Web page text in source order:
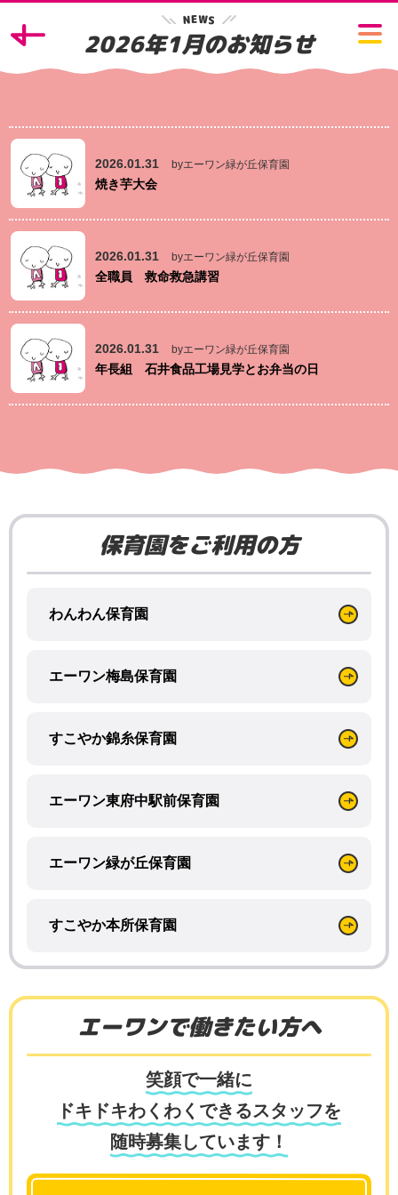
NEWS
2026年1月のお知らせ
2026.01.31 byエーワン緑が丘保育園
焼き芋大会
2026.01.31 byエーワン緑が丘保育園
全職員 救命救急講習
2026.01.31 byエーワン緑が丘保育園
年長組 石井食品工場見学とお弁当の日
保育園をご利用の方
わんわん保育園
エーワン梅島保育園
すこやか錦糸保育園
エーワン東府中駅前保育園
エーワン緑が丘保育園
すこやか本所保育園
エーワンで働きたい方へ
笑顔で一緒に
ドキドキわくわくできるスタッフを
随時募集しています！